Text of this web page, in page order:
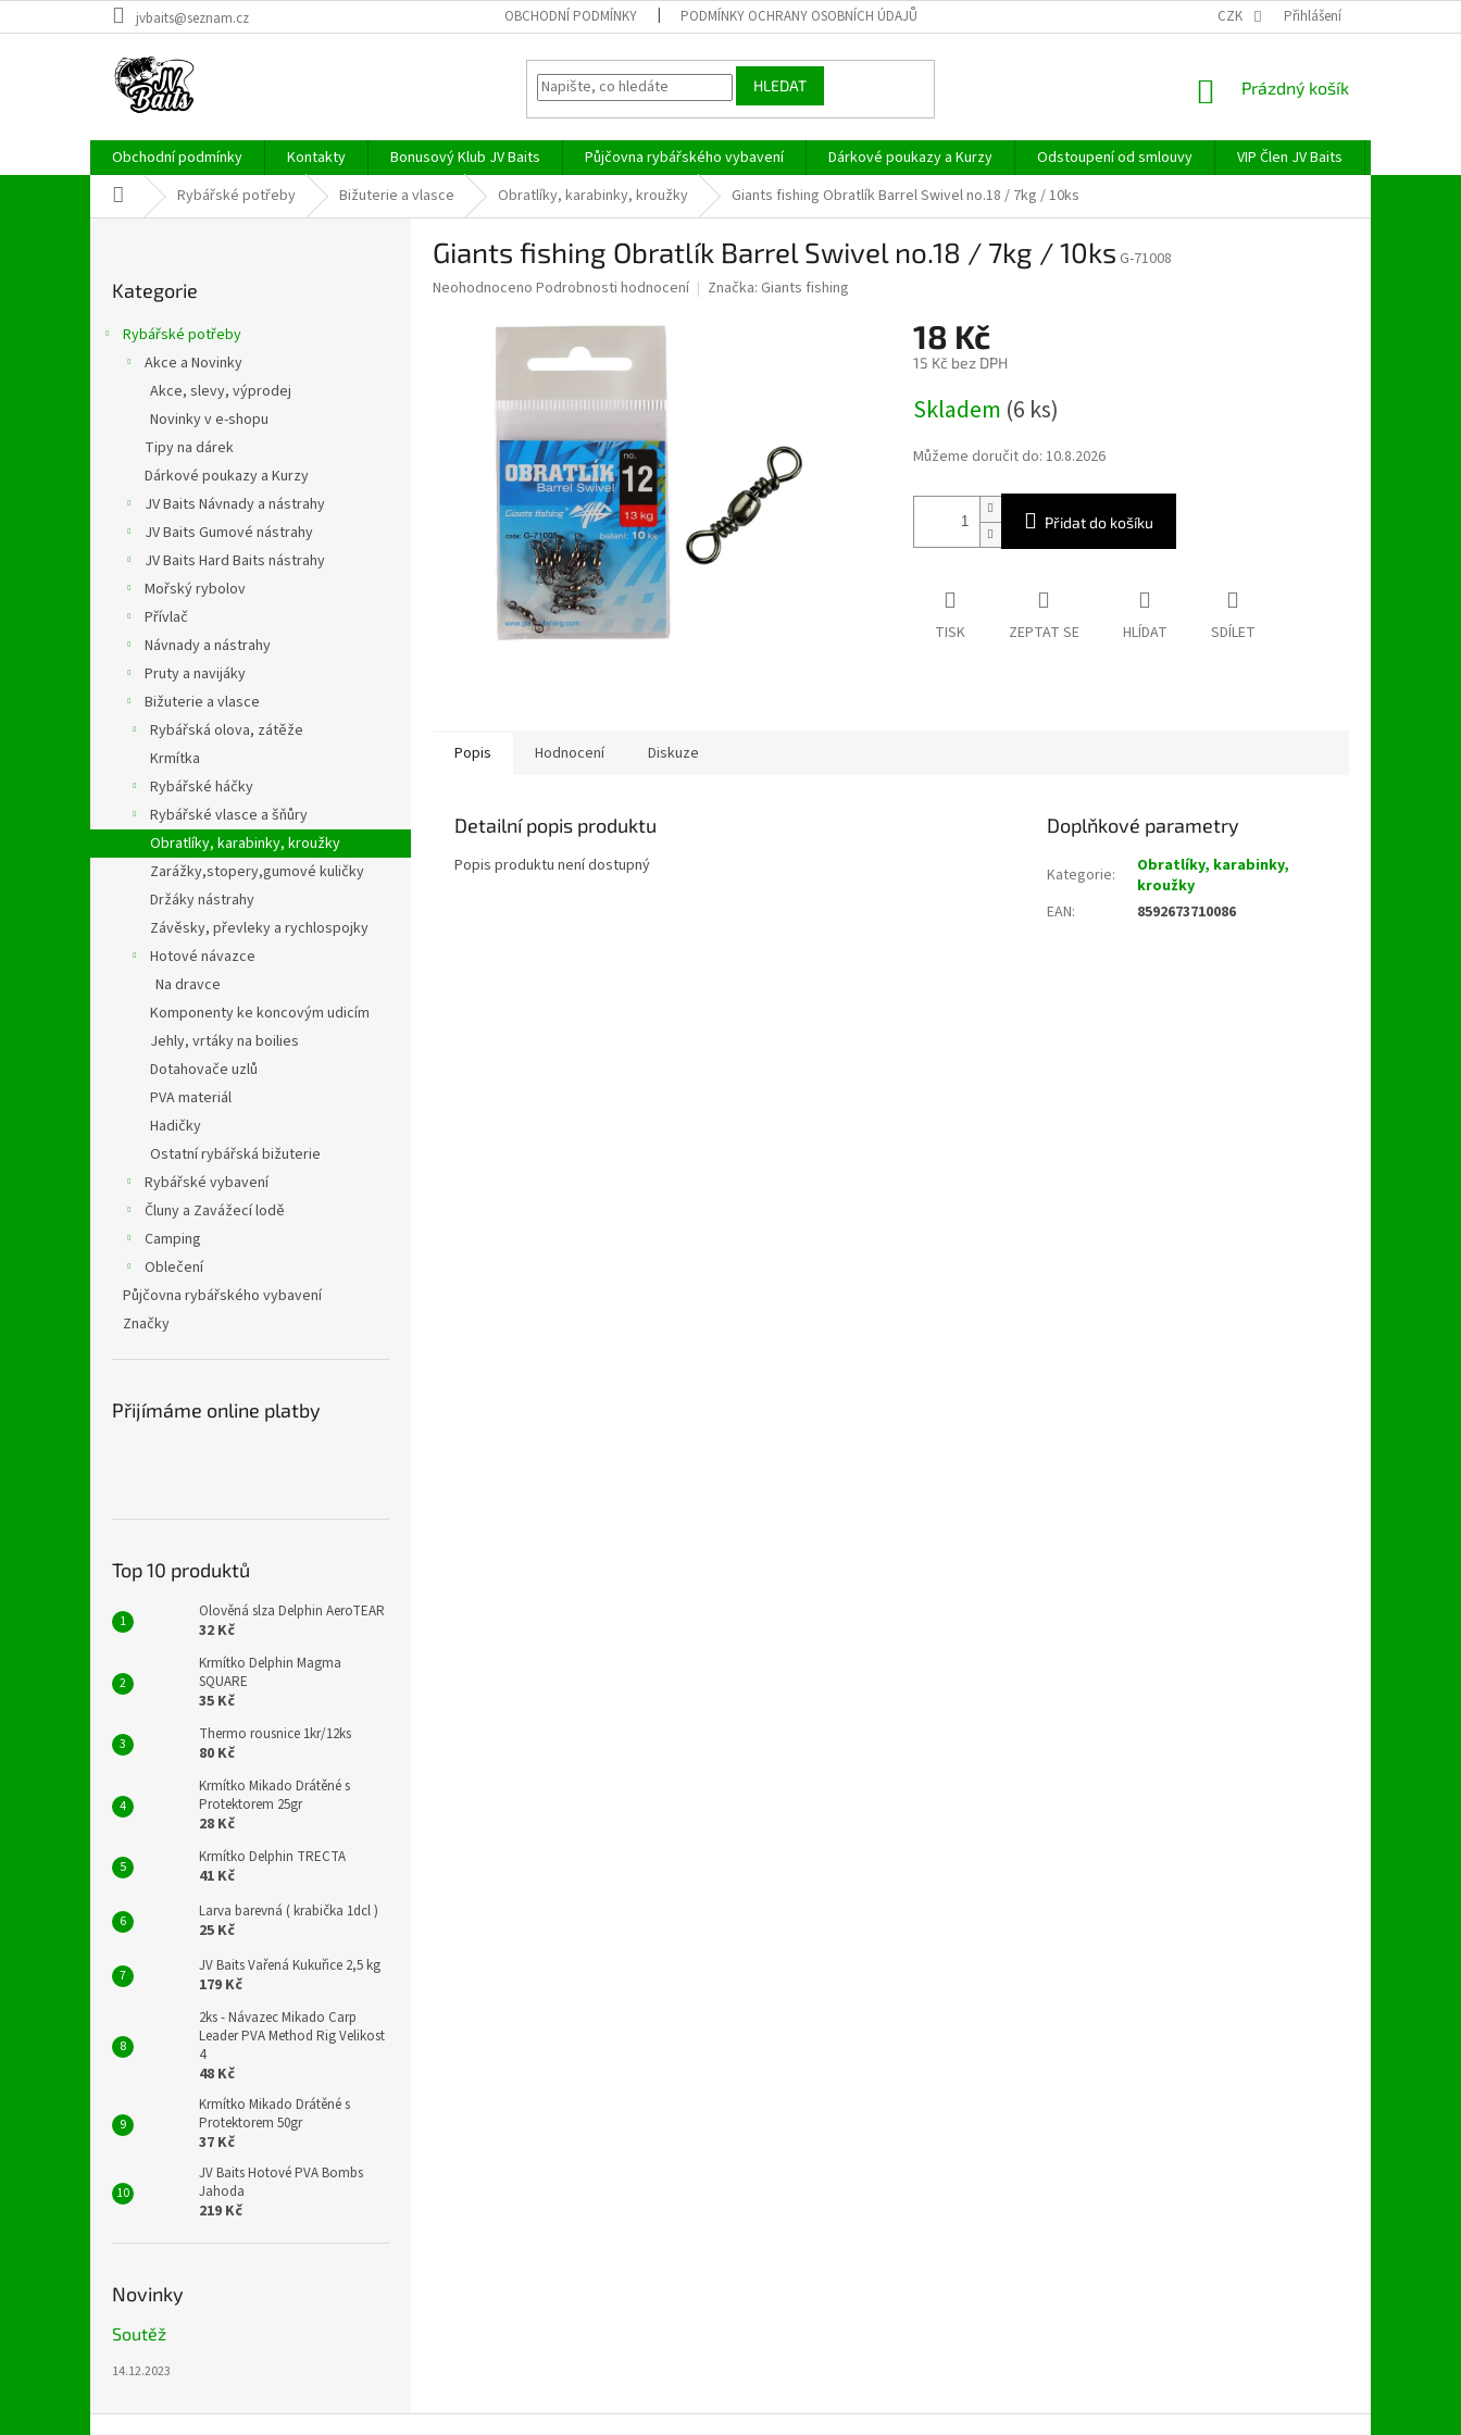
na
jvbaits@seznam.cz OBCHODNÍ PODMÍNKY PODMÍNKY OCHRANY OSOBNÍCH ÚDAJŮ CZK Přihlášení
HLEDAT
NÁKUPNÍ
Prázdný košík
Obchodní podmínky Kontakty Bonusový Klub JV Baits Půjčovna rybářského vybavení Dárkové poukazy a Kurzy Odstoupení od smlouvy VIP Člen JV Baits
Domů Rybářské potřeby Bižuterie a vlasce Obratlíky, karabinky, kroužky Giants fishing Obratlík Barrel Swivel no.18 / 7kg / 10ks
kategorie
Kategorie
Rybářské potřeby
Akce a Novinky
Akce, slevy, výprodej
Novinky v e-shopu
Tipy na dárek
Dárkové poukazy a Kurzy
JV Baits Návnady a nástrahy
JV Baits Gumové nástrahy
JV Baits Hard Baits nástrahy
Mořský rybolov
Přívlač
Návnady a nástrahy
Pruty a navijáky
Bižuterie a vlasce
Rybářská olova, zátěže
Krmítka
Rybářské háčky
Rybářské vlasce a šňůry
Obratlíky, karabinky, kroužky
Zarážky,stopery,gumové kuličky
Držáky nástrahy
Závěsky, převleky a rychlospojky
Hotové návazce
Na dravce
Komponenty ke koncovým udicím
Jehly, vrtáky na boilies
Dotahovače uzlů
PVA materiál
Hadičky
Ostatní rybářská bižuterie
Rybářské vybavení
Čluny a Zavážecí lodě
Camping
Oblečení
Půjčovna rybářského vybavení
Značky
Přijímáme online platby
Top 10 produktů
Olověná slza Delphin AeroTEAR
32 Kč
Krmítko Delphin Magma
SQUARE
35 Kč
Thermo rousnice 1kr/12ks
80 Kč
Krmítko Mikado Drátěné s
Protektorem 25gr
28 Kč
Krmítko Delphin TRECTA
41 Kč
Larva barevná ( krabička 1dcl )
25 Kč
JV Baits Vařená Kukuřice 2,5 kg
179 Kč
2ks - Návazec Mikado Carp
Leader PVA Method Rig Velikost
4
48 Kč
Krmítko Mikado Drátěné s
Protektorem 50gr
37 Kč
JV Baits Hotové PVA Bombs
Jahoda
219 Kč
Novinky
Soutěž
14.12.2023
Giants fishing Obratlík Barrel Swivel no.18 / 7kg / 10ks G-71008
Průměrné
Neohodnoceno Podrobnosti hodnocení Značka: Giants fishing
18 Kč
15 Kč bez DPH
cena:
Skladem (6 ks)
Můžeme doručit do: 10.8.2026
Přidat do košíku
TISK ZEPTAT SE HLÍDAT SDÍLET
Popis Hodnocení Diskuze
Detailní popis produktu
Popis produktu není dostupný
Doplňkové parametry
Kategorie:
Obratlíky, karabinky,
kroužky
EAN: 8592673710086